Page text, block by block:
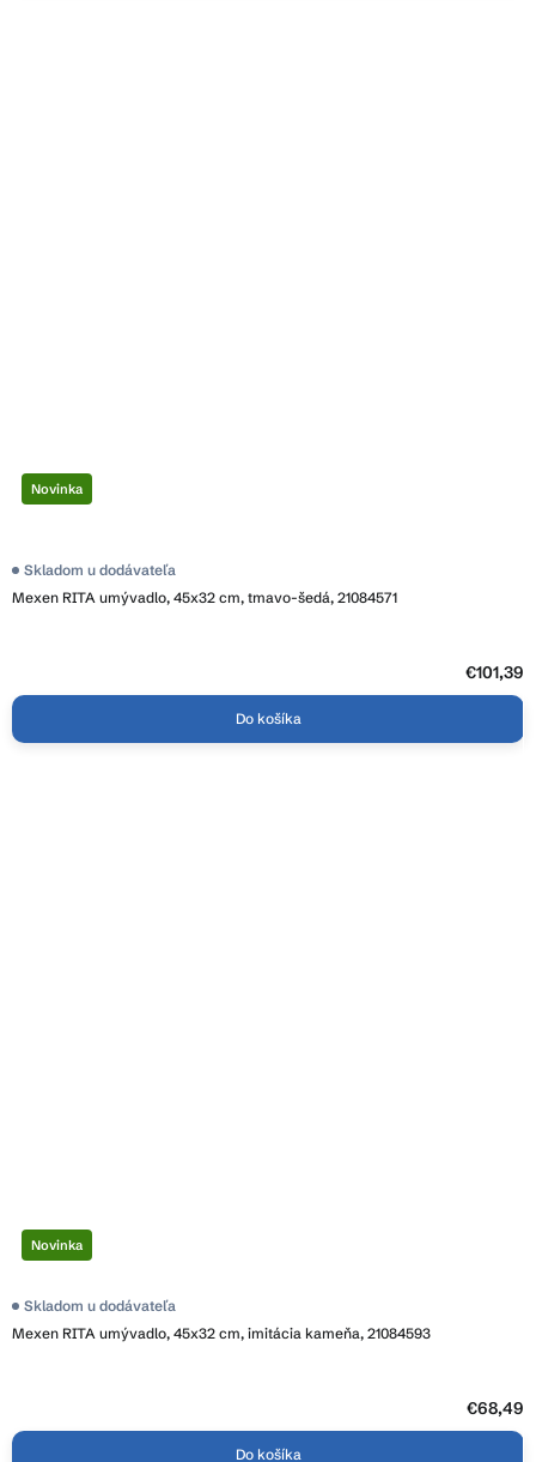
Novinka
Mexen RITA umývadlo, 45x32 cm, tmavo-šedá, 21084571
Skladom u dodávateľa
€101,39
Do košíka
Novinka
Mexen RITA umývadlo, 45x32 cm, imitácia kameňa, 21084593
Priemerné
produktu
Skladom u dodávateľa
€68,49
Do košíka